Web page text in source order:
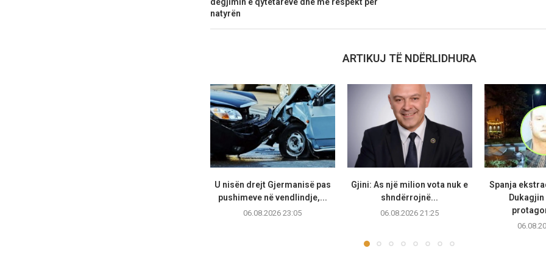
dëgjimin e qytetarëve dhe me respekt për
natyrën
ARTIKUJ TË NDËRLIDHURA
U nisën drejt Gjermanisë pas
pushimeve në vendlindje,...
06.08.2026 23:05
Gjini: As një milion vota nuk e
shndërrojnë...
06.08.2026 21:25
Spanja